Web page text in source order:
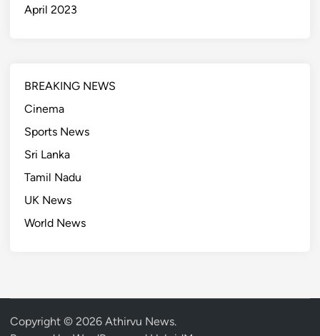
April 2023
BREAKING NEWS
Cinema
Sports News
Sri Lanka
Tamil Nadu
UK News
World News
Copyright © 2026 Athirvu News.